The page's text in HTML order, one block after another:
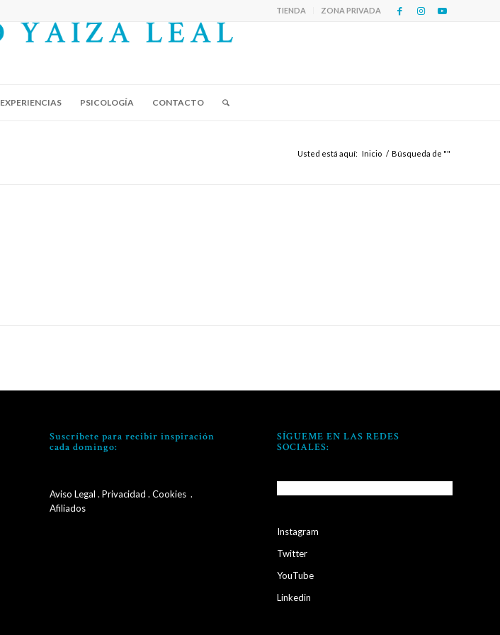
TIENDA ZONA PRIVADA
EXPERIENCIAS PSICOLOGÍA CONTACTO
Usted está aquí: Inicio / Búsqueda de ""
Suscríbete para recibir inspiración
cada domingo:
Aviso Legal .Privacidad .Cookies .
Afiliados
SÍGUEME EN LAS REDES
SOCIALES:
Instagram
Twitter
YouTube
Linkedin